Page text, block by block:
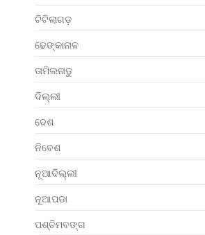
ଟିଟିଲାଗଡ଼
ଢେଙ୍କାନାଳ
ତାମିଲନାଡୁ
ଦିଲ୍ଲୀ
ଦେଶ
ନିବେଶ
ନୂଆଦିଲ୍ଲୀ
ନୂଆପଡା
ପଶ୍ଚିମବଙ୍ଗ